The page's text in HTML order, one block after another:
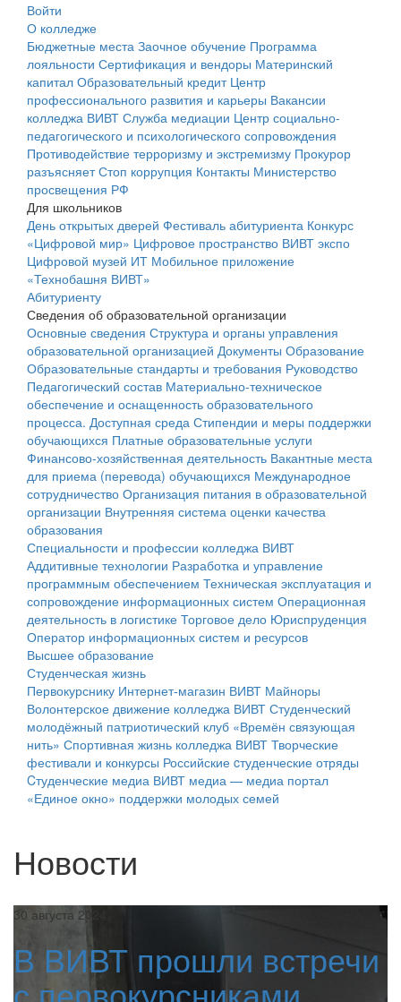
Войти
О колледже
Бюджетные места Заочное обучение Программа
лояльности Сертификация и вендоры Материнский
капитал Образовательный кредит Центр
профессионального развития и карьеры Вакансии
колледжа ВИВТ Служба медиации Центр социально-
педагогического и психологического сопровождения
Противодействие терроризму и экстремизму Прокурор
разъясняетСтоп коррупция Контакты Министерство
просвещения РФ
Для школьников
День открытых дверей Фестиваль абитуриента Конкурс
«Цифровой мир» Цифровое пространство ВИВТ экспо
Цифровой музей ИТ Мобильное приложение
«Технобашня ВИВТ»
Абитуриенту
Сведения об образовательной организации
Основные сведения Структура и органы управления
образовательной организацией Документы Образование
Образовательные стандарты и требования Руководство
Педагогический состав Материально-техническое
обеспечение и оснащенность образовательного
процесса. Доступная среда Стипендии и меры поддержки
обучающихся Платные образовательные услуги
Финансово-хозяйственная деятельность Вакантные места
для приема (перевода) обучающихся Международное
сотрудничество Организация питания в образовательной
организации Внутренняя система оценки качества
образования
Специальности и профессии колледжа ВИВТ
Аддитивные технологии Разработка и управление
программным обеспечением Техническая эксплуатация и
сопровождение информационных систем Операционная
деятельность в логистике Торговое дело Юриспруденция
Оператор информационных систем и ресурсов
Высшее образование
Студенческая жизнь
Первокурснику Интернет-магазин ВИВТ Майноры
Волонтерское движение колледжа ВИВТ Студенческий
молодёжный патриотический клуб «Времён связующая
нить» Спортивная жизнь колледжа ВИВТ Творческие
фестивали и конкурсы Российские cтуденческие отряды
Cтуденческие медиа ВИВТ медиа — медиа портал
«Единое окно» поддержки молодых семей
Новости
30 августа 2024
В ВИВТ прошли встречи